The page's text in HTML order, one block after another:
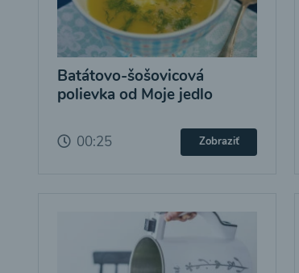
Batátovo-šošovicová
polievka od Moje jedlo
00:25 Zobraziť